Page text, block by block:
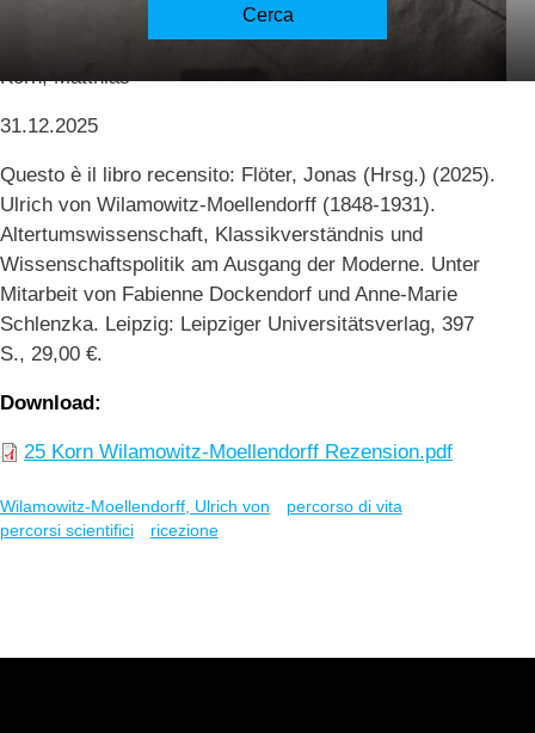
Korn, Matthias
31.12.2025
Questo è il libro recensito: Flöter, Jonas (Hrsg.) (2025).
Ulrich von Wilamowitz-Moellendorff (1848-1931).
Altertumswissenschaft, Klassikverständnis und
Wissenschaftspolitik am Ausgang der Moderne. Unter
Mitarbeit von Fabienne Dockendorf und Anne-Marie
Schlenzka. Leipzig: Leipziger Universitätsverlag, 397
S., 29,00 €.
Download
25 Korn Wilamowitz-Moellendorff Rezension.pdf
Wilamowitz-Moellendorff, Ulrich von
percorso di vita
percorsi scientifici
ricezione